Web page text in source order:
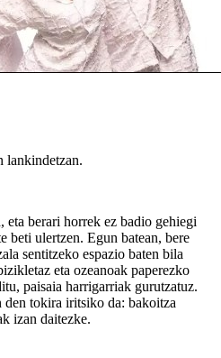
lankindetzan.
eta berari horrek ez badio gehiegi
beti ulertzen. Egun batean, bere
sentitzeko espazio baten bila
eta ozeanoak paperezko
paisaia harrigarriak gurutzatuz.
den tokira iritsiko da: bakoitza
izan daitezke.